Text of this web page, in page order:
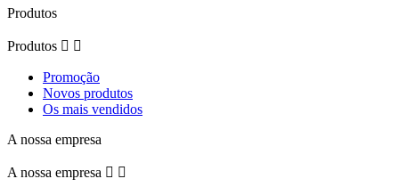
Produtos
Produtos  
Promoção
Novos produtos
Os mais vendidos
A nossa empresa
A nossa empresa  